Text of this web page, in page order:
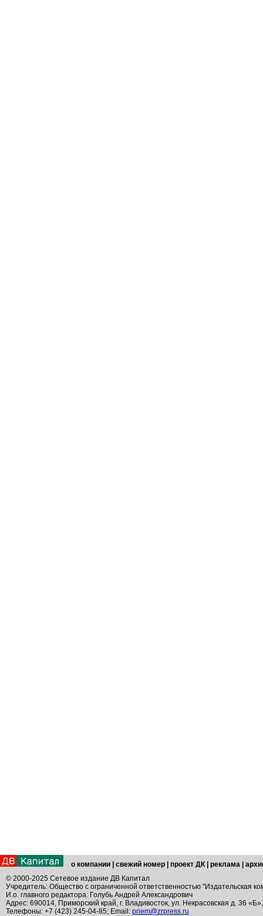
о компании свежий номер проект ДК реклама
© 2000-2025 Сетевое издание ДВ Капитал
Учредитель: Общество с ограниченной ответственностью "Издательская
И.о. главного редактора: Голубь Андрей Александрович
Адрес: 690014, Приморский край, г. Владивосток, ул. Некрасовская д. 36
Телефоны: +7 (423) 245-04-85; Email: priem@zrpress.ru